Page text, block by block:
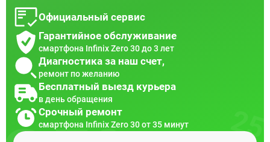
Официальный сервис
Гарантийное обслуживание
смартфона Infinix Zero 30 до 3 лет
Диагностика за наш счет,
ремонт по желанию
Бесплатный выезд курьера
в день обращения
Срочный ремонт
смартфона Infinix Zero 30 от 35 минут